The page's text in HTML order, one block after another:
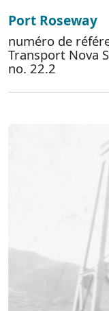
Port Roseway
numéro de
Transport Nova
no. 22.2